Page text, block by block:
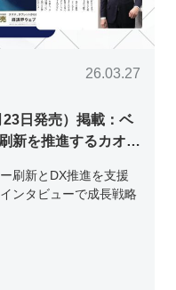
26.03.27
23日発売）掲載：ベ
新を推進するカオピ
刷新とDX推進を支援
ンタビューで成長戦略